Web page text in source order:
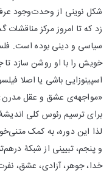
شکل نوینی از وحدت‌وجود
زد که تا امروز مرکز
سیاسی و دینی بوده است.
خویش را با او روشن سازد تا
اسپینوزایی باشی یا اصلا
«مواجهه‌ی عشق و عقل مدرن:
برای ترسیم رئوس کلی اندیشۀ
لذا این دوره، به کمک
و پنجم، تبیینی از شبکۀ
خدا، جوهر، آزادی، عشق،